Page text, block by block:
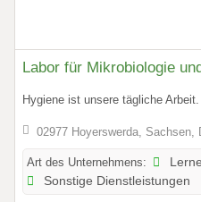
Labor für Mikrobiologie
Hygiene ist unsere tägliche Arbeit.
02977 Hoyerswerda, Sachsen,
Art des Unternehmens:
Sonstige Dienstleistungen